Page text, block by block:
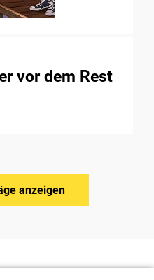
vor dem Rest
anzeigen